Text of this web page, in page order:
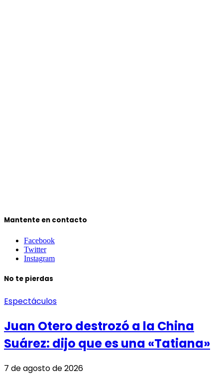
Mantente en contacto
Facebook
Twitter
Instagram
No te pierdas
Espectáculos
Juan Otero destrozó a la China
Suárez: dijo que es una «Tatiana»
7 de agosto de 2026